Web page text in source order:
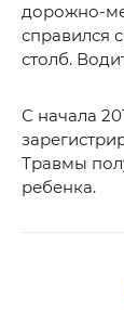
дорожно-
справился
столб.
С начала
Травмы
ребенка.